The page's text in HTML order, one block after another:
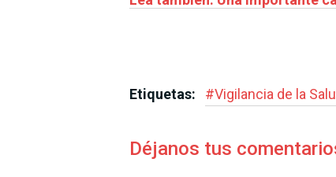
Etiquetas: #Vigilancia de la
Déjanos tus